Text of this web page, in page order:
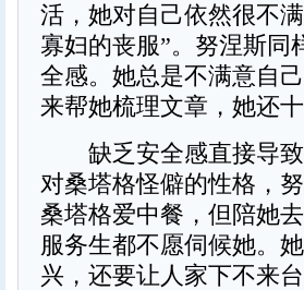
活，她对自己依然很不
寡妇的丧服”。努涅斯同
全感。她总是不满意自
来帮她梳理文章，她还
缺乏安全感直接导致
对桑塔格怪僻的性格，
桑塔格爱中餐，但陪她
服务生都不愿伺候她。
兴，还要让人家下不来台